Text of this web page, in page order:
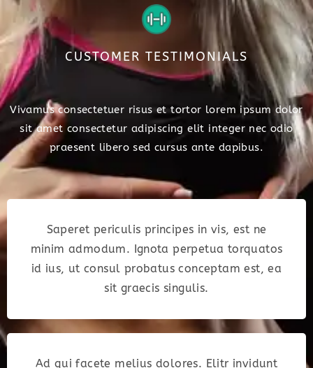
CUSTOMER TESTIMONIALS
Vivamus consectetuer risus et tortor lorem ipsum dolor
sit amet consectetur adipiscing elit integer nec odio
praesent libero sed cursus ante dapibus.
Saperet periculis principes in vis, est ne
minim admodum. Ignota perpetua torquatos
id ius, ut consul probatus conceptam est, ea
sit graecis singulis.
Ad qui facete melius dolores. Elitr invidunt